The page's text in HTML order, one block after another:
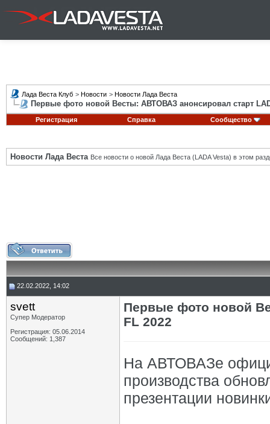
Лада Веста Клуб > Новости > Новости Лада Веста
Первые фото новой Весты: АВТОВАЗ анонсировал старт
Регистрация Справка Сообщество
Новости Лада Веста Все новости о новой Лада Веста (LADA Vesta) в этом
22.02.2022, 14:02
svett
Супер Модератор
Регистрация: 05.06.2014
Сообщений: 1,387
Первые фото новой
FL 2022
На АВТОВАЗе
производства
презентации